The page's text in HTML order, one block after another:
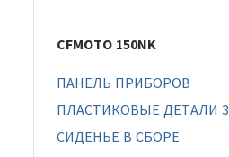
CFMOTO 150NK
ПАНЕЛЬ ПРИБОРОВ
ПЛАСТИКОВЫЕ ДЕТАЛИ 3
СИДЕНЬЕ В СБОРЕ